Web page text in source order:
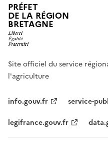
PRÉFET
DE LA RÉGION
BRETAGNE
Site officiel du service
l'agriculture
info.gouv.fr
service-
legifrance.gouv.fr